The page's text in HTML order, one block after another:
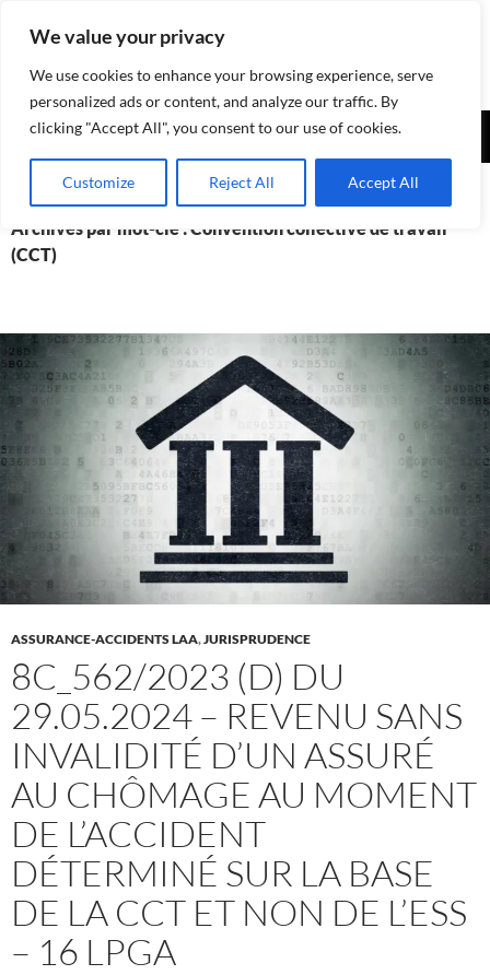
We value your privacy
We use cookies to enhance your browsing experience, serve
personalized ads or content, and analyze our traffic. By
clicking "Accept All", you consent to our use of cookies.
Customize Reject All Accept All
Assurances-sociales.info
Recherche
Archives par mot-clé : Convention collective de travail
(CCT)
ASSURANCE-ACCIDENTS LAA,JURISPRUDENCE
8C_562/2023 (D) DU
29.05.2024 – REVENU SANS
INVALIDITÉ D’UN ASSURÉ
AU CHÔMAGE AU MOMENT
DE L’ACCIDENT
DÉTERMINÉ SUR LA BASE
DE LA CCT ET NON DE L’ESS
– 16 LPGA